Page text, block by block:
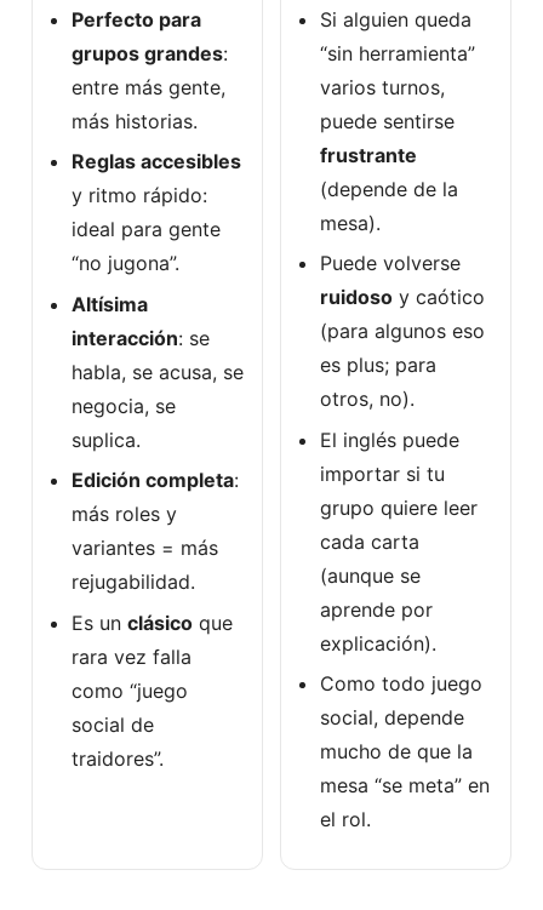
Perfecto para
grupos grandes:
entre más gente,
más historias.
Reglas accesibles
y ritmo rápido:
ideal para gente
“no jugona”.
Altísima
interacción: se
habla, se acusa, se
negocia, se
suplica.
Edición completa:
más roles y
variantes = más
rejugabilidad.
Es un clásico que
rara vez falla
como “juego
social de
traidores”.
Si alguien queda
“sin herramienta”
varios turnos,
puede sentirse
frustrante
(depende de la
mesa).
Puede volverse
ruidoso y caótico
(para algunos eso
es plus; para
otros, no).
El inglés puede
importar si tu
grupo quiere leer
cada carta
(aunque se
aprende por
explicación).
Como todo juego
social, depende
mucho de que la
mesa “se meta” en
el rol.